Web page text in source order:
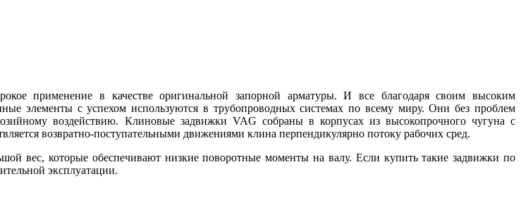
применение в качестве оригинальной запорной арматуры. И все благодаря своим высоким
элементы с успехом используются в трубопроводных системах по всему миру. Они без проблем
воздействию. Клиновые задвижки VAG собраны в корпусах из высокопрочного чугуна с
возвратно-поступательными движениями клина перпендикулярно потоку рабочих сред.
вес, которые обеспечивают низкие поворотные моменты на валу. Если купить такие задвижки по
эксплуатации.